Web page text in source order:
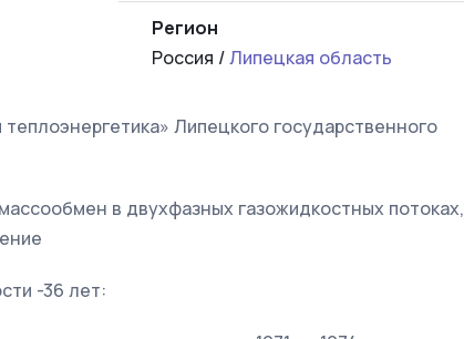
Регион
Россия /Липецкая область
Липецкого государственного
в двухфазных газожидкостных потоках,
-36 лет: